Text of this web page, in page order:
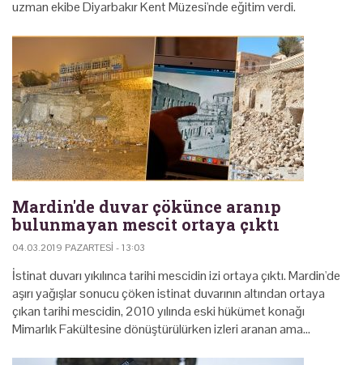
uzman ekibe Diyarbakır Kent Müzesi'nde eğitim verdi.
Mardin'de duvar çökünce aranıp
bulunmayan mescit ortaya çıktı
04.03.2019 PAZARTESI - 13:03
İstinat duvarı yıkılınca tarihi mescidin izi ortaya çıktı. Mardin'de
aşırı yağışlar sonucu çöken istinat duvarının altından ortaya
çıkan tarihi mescidin, 2010 yılında eski hükümet konağı
Mimarlık Fakültesine dönüştürülürken izleri aranan ama…